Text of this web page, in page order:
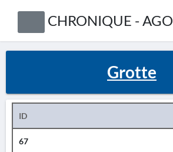
CHRONIQUE - AGO
Grotte
ID
67